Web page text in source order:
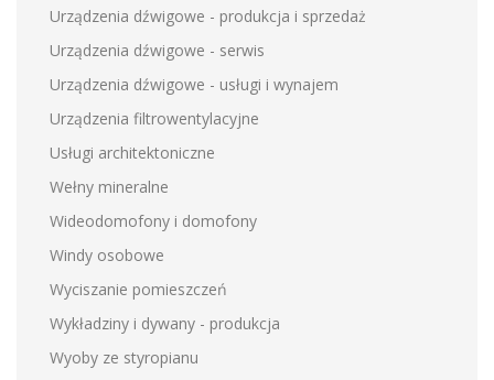
Urządzenia dźwigowe - produkcja i sprzedaż
Urządzenia dźwigowe - serwis
Urządzenia dźwigowe - usługi i wynajem
Urządzenia filtrowentylacyjne
Usługi architektoniczne
Wełny mineralne
Wideodomofony i domofony
Windy osobowe
Wyciszanie pomieszczeń
Wykładziny i dywany - produkcja
Wyoby ze styropianu